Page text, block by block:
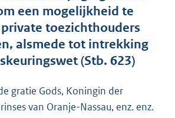
o
t
e
:
7
b
een mogelijkheid te
toezichthouders
alsmede tot intrekking
(Stb. 623)
gratie Gods, Koningin der
van Oranje-Nassau, enz. enz.